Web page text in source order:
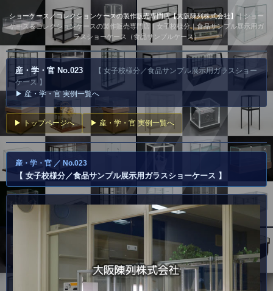
ショーケース／コレクションケースの製作販売専門店【大阪陳列株式会社】｜ショー
ケース＆コレクションケースの製作販売専門店｜女子校様分｜食品サンプル展示用ガ
ラスショーケース（食品サンプルケース）
産・学・官 No.023
【 女子校様分／食品サンプル展示用ガラスショー
ケース 】
▶ 産・学・官 実例一覧へ
▶ トップページへ ▶ 産・学・官 実例一覧へ
産・学・官 ／ No.023
【 女子校様分／食品サンプル展示用ガラスショーケース 】